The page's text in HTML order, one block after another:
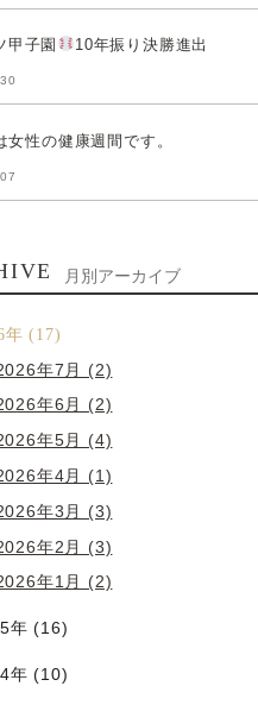
甲子園 10年振り決勝進出
女性の健康週間です。
月別アーカイブ
年 (17)
年7月 (2)
年6月 (2)
年5月 (4)
年4月 (1)
年3月 (3)
年2月 (3)
年1月 (2)
年 (16)
年 (10)